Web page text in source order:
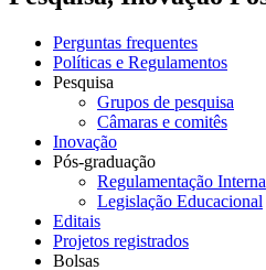
Perguntas frequentes
Políticas e Regulamentos
Pesquisa
Grupos de pesquisa
Câmaras e comitês
Inovação
Pós-graduação
Regulamentação Interna
Legislação Educacional
Editais
Projetos registrados
Bolsas